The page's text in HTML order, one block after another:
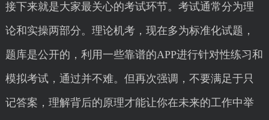
接下来就是大家最关心的考试环节。考试通常分为理
论和实操两部分。理论机考，现在多为标准化试题，
题库是公开的，利用一些靠谱的APP进行针对性练习和
模拟考试，通过并不难。但再次强调，不要满足于只
记答案，理解背后的原理才能让你在未来的工作中举